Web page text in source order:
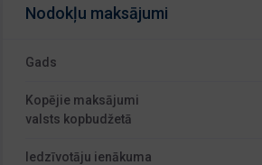
Nodokļu maksājumi
Gads
Kopējie maksājumi
valsts kopbudžetā
Iedzīvotāju ienākuma